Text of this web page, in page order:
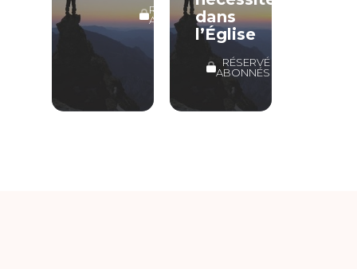
RÉSERVÉ
ABONNÉSdans
l’Église
RÉSERVÉ
ABONNÉS